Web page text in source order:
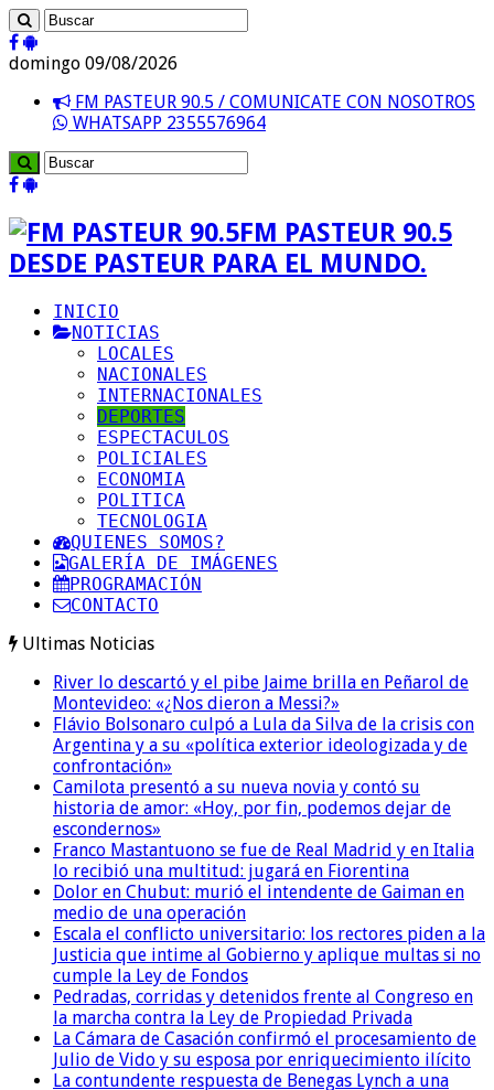
domingo 09/08/2026
FM PASTEUR 90.5 / COMUNICATE CON NOSOTROS
WHATSAPP 2355576964
FM PASTEUR 90.5
DESDE PASTEUR PARA EL MUNDO.
INICIO
NOTICIAS
LOCALES
NACIONALES
INTERNACIONALES
DEPORTES
ESPECTACULOS
POLICIALES
ECONOMIA
POLITICA
TECNOLOGIA
QUIENES SOMOS?
GALERÍA DE IMÁGENES
PROGRAMACIÓN
CONTACTO
Ultimas Noticias
River lo descartó y el pibe Jaime brilla en Peñarol de
Montevideo: «¿Nos dieron a Messi?»
Flávio Bolsonaro culpó a Lula da Silva de la crisis con
Argentina y a su «política exterior ideologizada y de
confrontación»
Camilota presentó a su nueva novia y contó su
historia de amor: «Hoy, por fin, podemos dejar de
escondernos»
Franco Mastantuono se fue de Real Madrid y en Italia
lo recibió una multitud: jugará en Fiorentina
Dolor en Chubut: murió el intendente de Gaiman en
medio de una operación
Escala el conflicto universitario: los rectores piden a la
Justicia que intime al Gobierno y aplique multas si no
cumple la Ley de Fondos
Pedradas, corridas y detenidos frente al Congreso en
la marcha contra la Ley de Propiedad Privada
La Cámara de Casación confirmó el procesamiento de
Julio de Vido y su esposa por enriquecimiento ilícito
La contundente respuesta de Benegas Lynch a una